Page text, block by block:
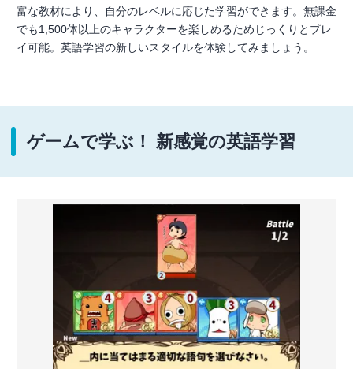
富な教材により、自分のレベルに応じた学習ができます。無課金
でも1,500体以上のキャラクターを楽しめるためじっくりとプレ
イ可能。英語学習の新しいスタイルを体験してみましょう。
ゲームで学ぶ！ 新感覚の英語学習